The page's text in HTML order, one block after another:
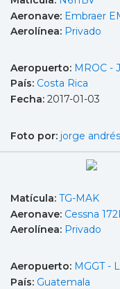
Aeronave: Embraer
Aerolínea: Privado
Aeropuerto: MROC -
País: Costa Rica
Fecha: 2017-01-03
Foto por: jorge
Matícula: TG-MAK
Aeronave: Cessna
Aerolínea: Privado
Aeropuerto: MGGT -
País: Guatemala